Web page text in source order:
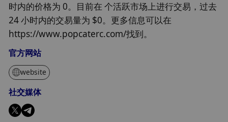
时内的价格为 0。目前在 个活跃市场上进行交易，过去
24 小时内的交易量为 $0。更多信息可以在
https://www.popcaterc.com/找到。
官方网站
website
社交媒体